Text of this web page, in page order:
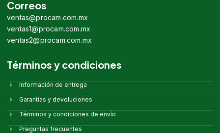
Correos
ventas@procam.com.mx
ventas1@procam.com.mx
ventas2@procam.com.mx
Términos y condiciones
Información de entrega
Garantías y devoluciones
Términos y condiciones de envío
Preguntas frecuentes